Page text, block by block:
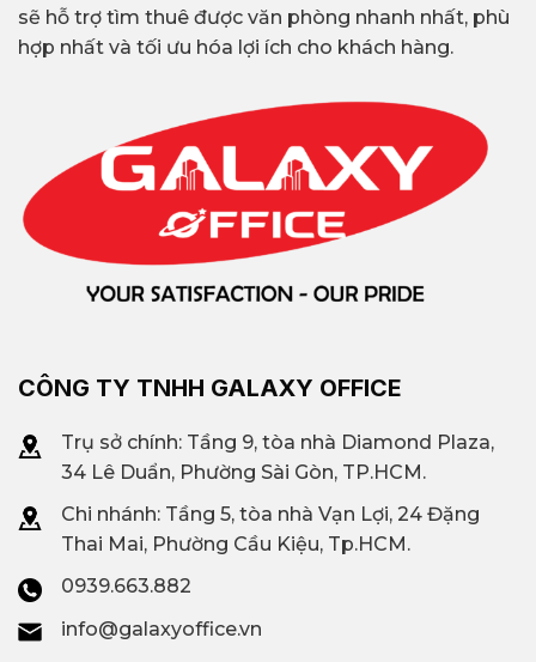
sẽ hỗ trợ tìm thuê được văn phòng nhanh nhất, phù
hợp nhất và tối ưu hóa lợi ích cho khách hàng.
CÔNG TY TNHH GALAXY OFFICE
Trụ sở chính: Tầng 9, tòa nhà Diamond Plaza,
34 Lê Duẩn, Phường Sài Gòn, TP.HCM.
Chi nhánh: Tầng 5, tòa nhà Vạn Lợi, 24 Đặng
Thai Mai, Phường Cầu Kiệu, Tp.HCM.
0939.663.882
info@galaxyoffice.vn